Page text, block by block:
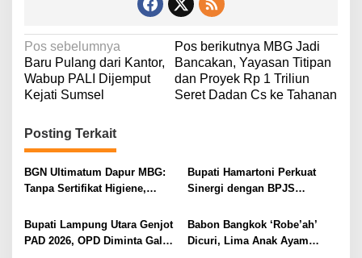
N
a
v
g
a
s
p
Pos sebelumnya
Baru Pulang dari Kantor,
Wabup PALI Dijemput
Kejati Sumsel
Pos berikutnya MBG Jadi
Bancakan, Yayasan Titipan
dan Proyek Rp 1 Triliun
Seret Dadan Cs ke Tahanan
Posting Terkait
BGN Ultimatum Dapur MBG:
Tanpa Sertifikat Higiene,
Bupati Hamartoni Perkuat
Sinergi dengan BPJS
Kesehatan Makin Cepat dan
Mudah
Bupati Lampung Utara Genjot
PAD 2026, OPD Diminta Gali
Babon Bangkok ‘Robe’ah’
Dicuri, Lima Anak Ayam